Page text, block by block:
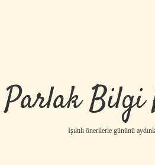
Parlak Bilgi
Işıltılı önerilerle gününü